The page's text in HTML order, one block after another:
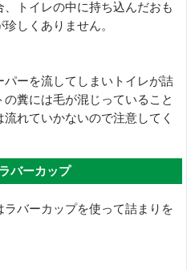
トイレの中に持ち込んだおも
しくありません。
ーを流してしまいトイレが詰
糞には毛が混じっていること
れていかないので注意してく
バーカップ
ラバーカップを使って詰まりを